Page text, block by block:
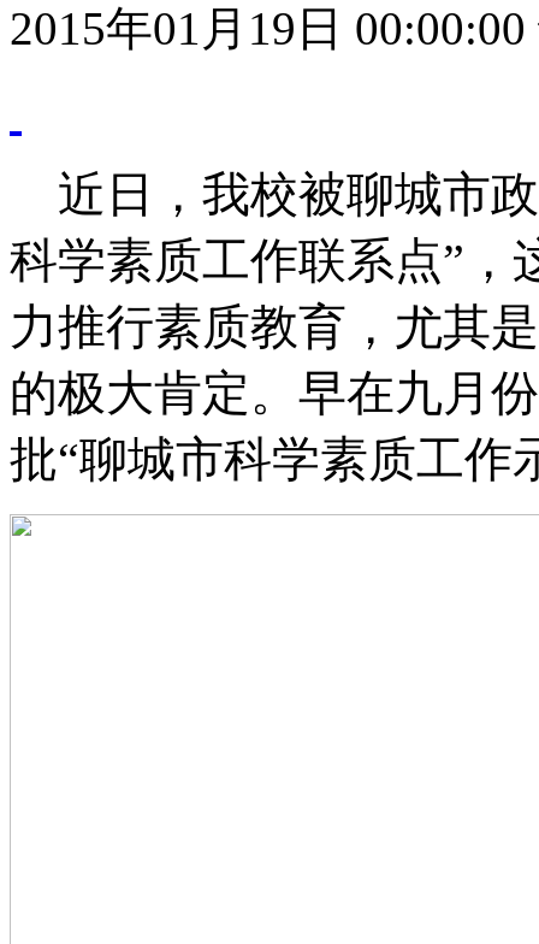
2015年01月19日 00:00:00
近日，我校被聊城市
科学素质工作联系点”，
力推行素质教育，尤其
的极大肯定。早在九月
批“聊城市科学素质工作